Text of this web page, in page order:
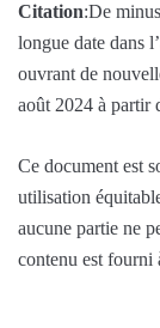
Citation:De
longue date dans
ouvrant de
août 2024 à partir
Ce document est
utilisation
aucune partie ne
contenu est fourni